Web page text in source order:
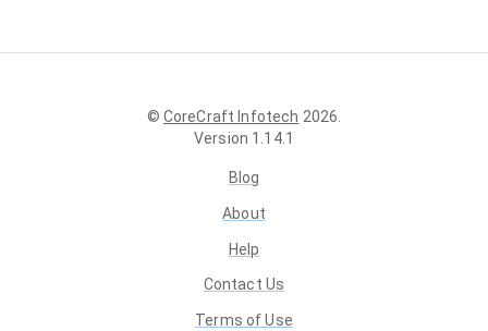
© CoreCraft Infotech 2026
Version 1.14.1
Blog
About
Help
Contact Us
Terms of Use